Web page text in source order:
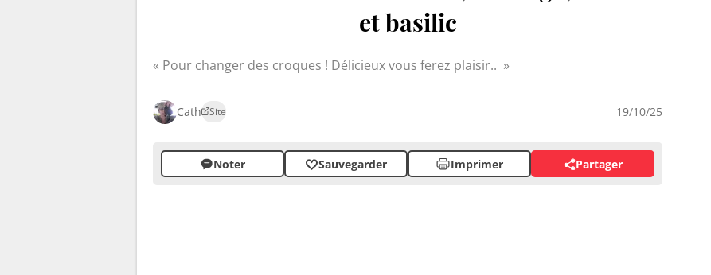
et basilic
Pour changer des croques ! Délicieux vous ferez plaisir..
Cath Site 19/10/25
Noter Sauvegarder Imprimer Partager